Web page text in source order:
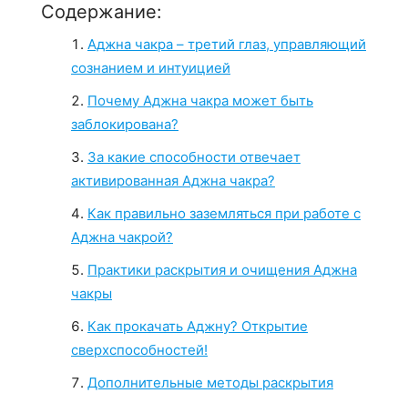
Содержание:
Аджна чакра – третий глаз, управляющий
сознанием и интуицией
Почему Аджна чакра может быть
заблокирована?
За какие способности отвечает
активированная Аджна чакра?
Как правильно заземляться при работе с
Аджна чакрой?
Практики раскрытия и очищения Аджна
чакры
Как прокачать Аджну? Открытие
сверхспособностей!
Дополнительные методы раскрытия